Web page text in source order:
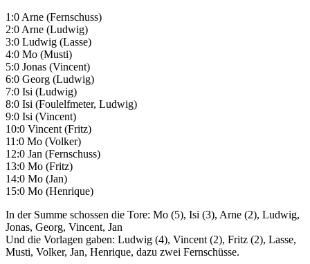
1:0 Arne (Fernschuss)
2:0 Arne (Ludwig)
3:0 Ludwig (Lasse)
4:0 Mo (Musti)
5:0 Jonas (Vincent)
6:0 Georg (Ludwig)
7:0 Isi (Ludwig)
8:0 Isi (Foulelfmeter, Ludwig)
9:0 Isi (Vincent)
10:0 Vincent (Fritz)
11:0 Mo (Volker)
12:0 Jan (Fernschuss)
13:0 Mo (Fritz)
14:0 Mo (Jan)
15:0 Mo (Henrique)
In der Summe schossen die Tore: Mo (5), Isi (3), Arne (2), Ludwig,
Jonas, Georg, Vincent, Jan
Und die Vorlagen gaben: Ludwig (4), Vincent (2), Fritz (2), Lasse,
Musti, Volker, Jan, Henrique, dazu zwei Fernschüsse.